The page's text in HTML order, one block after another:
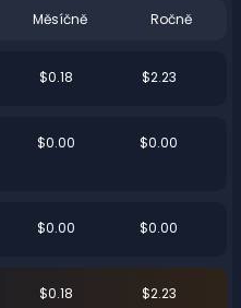
Měsíčně Ročně
$0.18 $2.23
$0.00 $0.00
$0.00 $0.00
$0.18 $2.23